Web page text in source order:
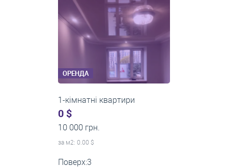
ОРЕНДА
1-кімнатні квартири
0 $
11 200 грн.
за м2: 0.00 $
Поверх:1